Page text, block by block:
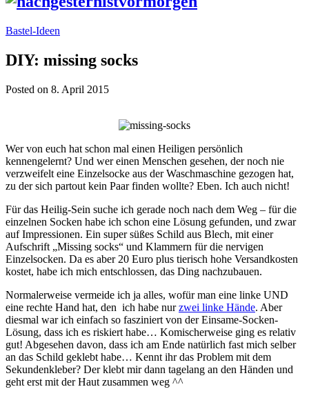
Bastel-Ideen
DIY: missing socks
Posted on 8. April 2015
Wer von euch hat schon mal einen Heiligen persönlich
kennengelernt? Und wer einen Menschen gesehen, der noch nie
verzweifelt eine Einzelsocke aus der Waschmaschine gezogen hat,
zu der sich partout kein Paar finden wollte? Eben. Ich auch nicht!
Für das Heilig-Sein suche ich gerade noch nach dem Weg – für die
einzelnen Socken habe ich schon eine Lösung gefunden, und zwar
auf Impressionen. Ein super süßes Schild aus Blech, mit einer
Aufschrift „Missing socks“ und Klammern für die nervigen
Einzelsocken. Da es aber 20 Euro plus tierisch hohe Versandkosten
kostet, habe ich mich entschlossen, das Ding nachzubauen.
Normalerweise vermeide ich ja alles, wofür man eine linke UND
eine rechte Hand hat, den ich habe nurzwei linke Hände. Aber
diesmal war ich einfach so fasziniert von der Einsame-Socken-
Lösung, dass ich es riskiert habe… Komischerweise ging es relativ
gut! Abgesehen davon, dass ich am Ende natürlich fast mich selber
an das Schild geklebt habe… Kennt ihr das Problem mit dem
Sekundenkleber? Der klebt mir dann tagelang an den Händen und
geht erst mit der Haut zusammen weg ^^